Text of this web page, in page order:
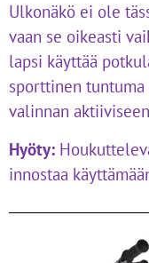
Ulkonäkö ei ole
vaan se oikeasti
lapsi käyttää
sporttinen
valinnan
Hyöty:
innostaa